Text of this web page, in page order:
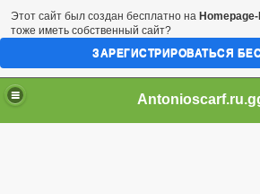
Этот сайт был создан бесплатно на
тоже иметь собственный сайт?
ЗАРЕГИСТРИРОВАТЬСЯ